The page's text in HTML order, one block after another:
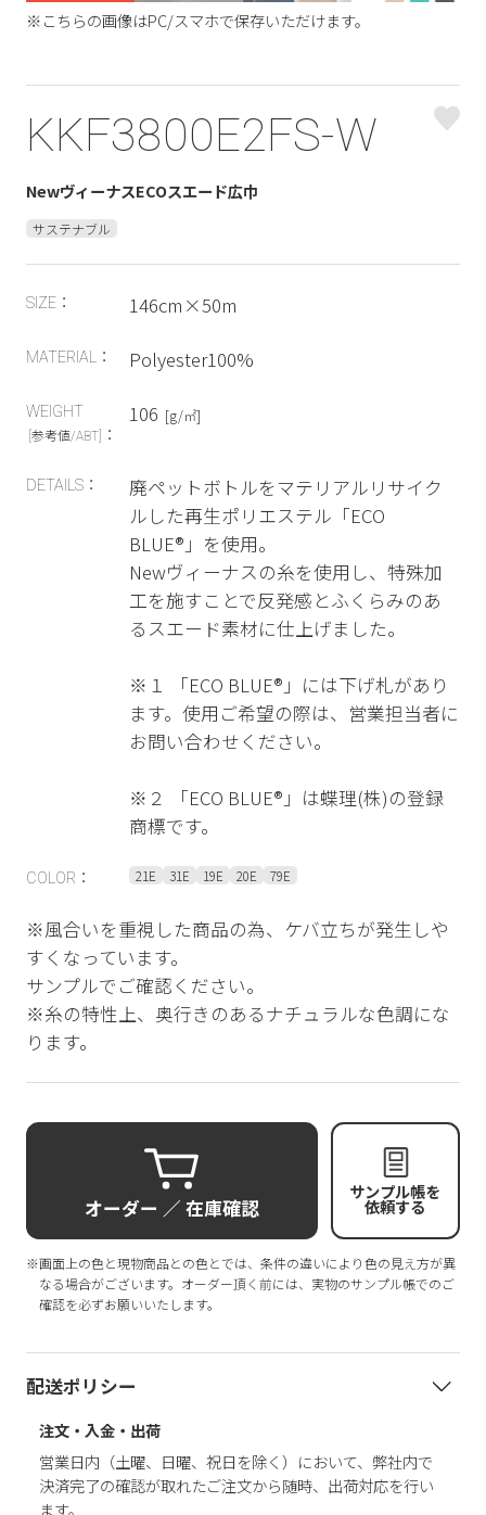
※こちらの画像はPC/スマホで保存いただけます。
KKF3800E2FS-W
NewヴィーナスECOスエード広巾
サステナブル
SIZE： 146cm×50m
MATERIAL： Polyester100%
WEIGHT
[参考値/ABT] ：
106 [g/㎡]
DETAILS：
廃ペットボトルをマテリアルリサイク
ルした再生ポリエステル「ECO
BLUE®」を使用。
Newヴィーナスの糸を使用し、特殊加
工を施すことで反発感とふくらみのあ
るスエード素材に仕上げました。
※１ 「ECO BLUE®」には下げ札があり
ます。使用ご希望の際は、営業担当者に
お問い合わせください。
※２ 「ECO BLUE®」は蝶理(株)の登録
商標です。
COLOR： 21E 31E 19E 20E 79E
※風合いを重視した商品の為、ケバ立ちが発生しや
すくなっています。
サンプルでご確認ください。
※糸の特性上、奥行きのあるナチュラルな色調にな
ります。
オーダー ／ 在庫確認
サンプル帳を
依頼する
※画面上の色と現物商品との色とでは、条件の違いにより色の見え方が異
なる場合がございます。オーダー頂く前には、実物のサンプル帳でのご
確認を必ずお願いいたします。
配送ポリシー
注文・入金・出荷
営業日内（土曜、日曜、祝日を除く）において、弊社内で
決済完了の確認が取れたご注文から随時、出荷対応を行い
ます。